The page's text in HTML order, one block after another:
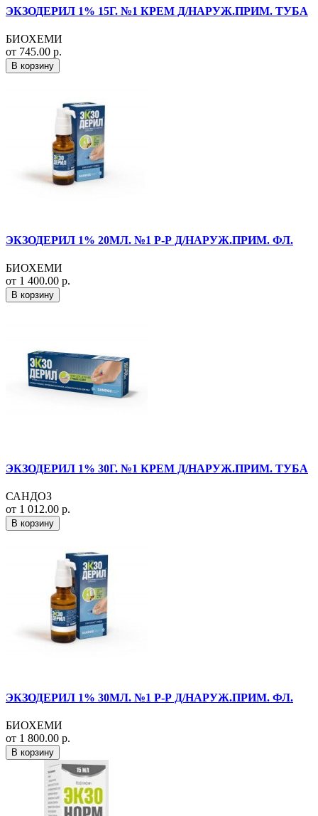
ЭКЗОДЕРИЛ 1% 15Г. №1 КРЕМ Д/НАРУЖ.ПРИМ. ТУБА
БИОХЕМИ
от 745.00 р.
В корзину
ЭКЗОДЕРИЛ 1% 20МЛ. №1 Р-Р Д/НАРУЖ.ПРИМ. ФЛ.
БИОХЕМИ
от 1 400.00 р.
В корзину
ЭКЗОДЕРИЛ 1% 30Г. №1 КРЕМ Д/НАРУЖ.ПРИМ. ТУБА
САНДОЗ
от 1 012.00 р.
В корзину
ЭКЗОДЕРИЛ 1% 30МЛ. №1 Р-Р Д/НАРУЖ.ПРИМ. ФЛ.
БИОХЕМИ
от 1 800.00 р.
В корзину